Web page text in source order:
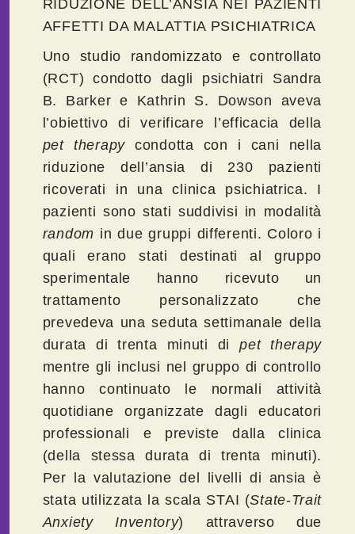
RIDUZIONE DELL’ANSIA NEI PAZIENTI
AFFETTI DA MALATTIA PSICHIATRICA
Uno studio randomizzato e controllato
(RCT) condotto dagli psichiatri Sandra
B. Barker e Kathrin S. Dowson aveva
l’obiettivo di verificare l’efficacia della
pet
therapycondotta con i cani nella
riduzione dell’ansia di 230 pazienti
ricoverati in una clinica psichiatrica. I
pazienti sono stati suddivisi in modalità
random in due gruppi differenti. Coloro i
quali erano stati destinati al gruppo
sperimentale hanno ricevuto un
trattamento personalizzato che
prevedeva una seduta settimanale della
durata di trenta minuti dipet therapy
mentre gli inclusi nel gruppo di controllo
hanno continuato le normali attività
quotidiane organizzate dagli educatori
professionali e previste dalla clinica
(della stessa durata di trenta minuti).
Per la valutazione del livelli di ansia è
stata utilizzata la scala STAI (State-Trait
Anxiety
Inventory) attraverso due